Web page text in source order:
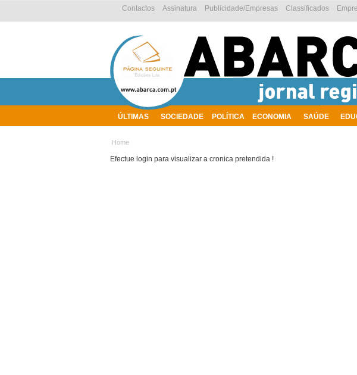
ÚLTIMAS SOCIEDADE POLÍTICA ECONOMIA SAÚDE
Classificados
Publicidade/Empresas
Assinatura
Contactos
Home
Efectue login para visualizar a cronica pretendida !